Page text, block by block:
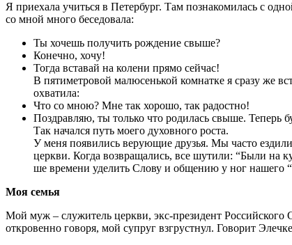
Я при­е­ха­ла учить­ся в Петер­бург. Там позна­ко­ми­лась с
со мной мно­го беседовала:
Ты хочешь полу­чить рож­де­ние свыше?
Конеч­но, хочу!
Тогда вста­вай на коле­ни пря­мо сей­час!
В пяти­мет­ро­вой малю­сень­кой ком­нат­ке я сра­зу же
охватила:
Что со мною? Мне так хоро­шо, так радостно!
Поздрав­ляю, ты толь­ко что роди­лась свы­ше. Теперь
Так начал­ся путь мое­го духов­но­го роста.
У меня появи­лись веру­ю­щие дру­зья. Мы часто
церк­ви. Когда воз­вра­ща­лись, все шути­ли: “Были на
ше вре­ме­ни уде­лить Сло­ву и обще­нию у ног наше­го
Моя семья
Мой муж – слу­жи­тель церк­ви, экс-пре­зи­дент Рос­сий­ско­го
откро­вен­но гово­ря, мой супруг взгруст­нул. Гово­рит